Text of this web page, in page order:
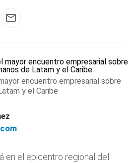
encuentro empresarial sobre
y el Caribe
en el epicentro regional del